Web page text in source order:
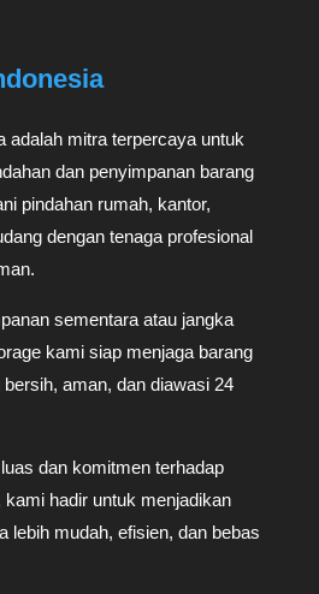
adalah mitra terpercaya untuk
dan penyimpanan barang
pindahan rumah, kantor,
dengan tenaga profesional
sementara atau jangka
kami siap menjaga barang
aman, dan diawasi 24
dan komitmen terhadap
kami hadir untuk menjadikan
lebih mudah, efisien, dan bebas